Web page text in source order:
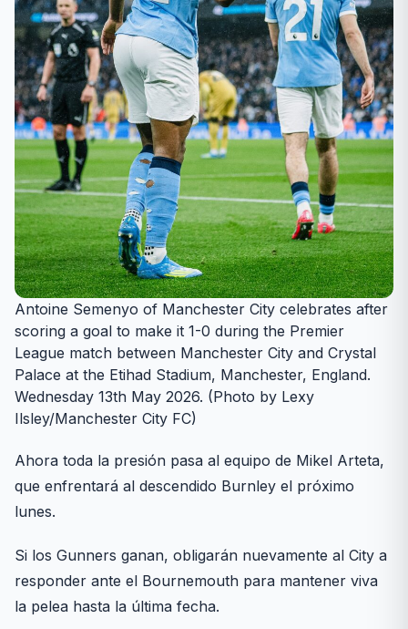
Antoine Semenyo of Manchester City celebrates after
scoring a goal to make it 1-0 during the Premier
League match between Manchester City and Crystal
Palace at the Etihad Stadium, Manchester, England.
Wednesday 13th May 2026. (Photo by Lexy
Ilsley/Manchester City FC)
Ahora toda la presión pasa al equipo de Mikel Arteta,
que enfrentará al descendido Burnley el próximo
lunes.
Si los Gunners ganan, obligarán nuevamente al City a
responder ante el Bournemouth para mantener viva
la pelea hasta la última fecha.